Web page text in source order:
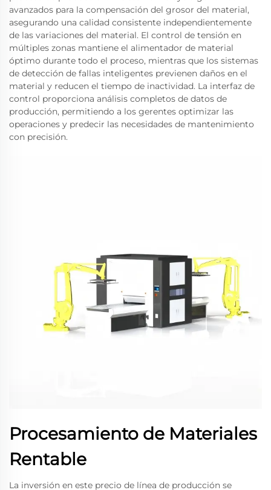
avanzados para la compensación del grosor del material,
asegurando una calidad consistente independientemente
de las variaciones del material. El control de tensión en
múltiples zonas mantiene el alimentador de material
óptimo durante todo el proceso, mientras que los sistemas
de detección de fallas inteligentes previenen daños en el
material y reducen el tiempo de inactividad. La interfaz de
control proporciona análisis completos de datos de
producción, permitiendo a los gerentes optimizar las
operaciones y predecir las necesidades de mantenimiento
con precisión.
Procesamiento de Materiales
Rentable
La inversión en este precio de línea de producción se